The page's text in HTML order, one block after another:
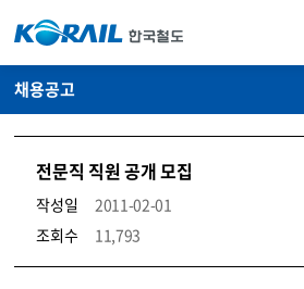
채용공고
전문직 직원 공개 모집
작성일
2011-02-01
조회수
11,793
코레일소개_경영공시_채용공고 상세보기 – 내용, 파일, 담당자 연락처로 구성